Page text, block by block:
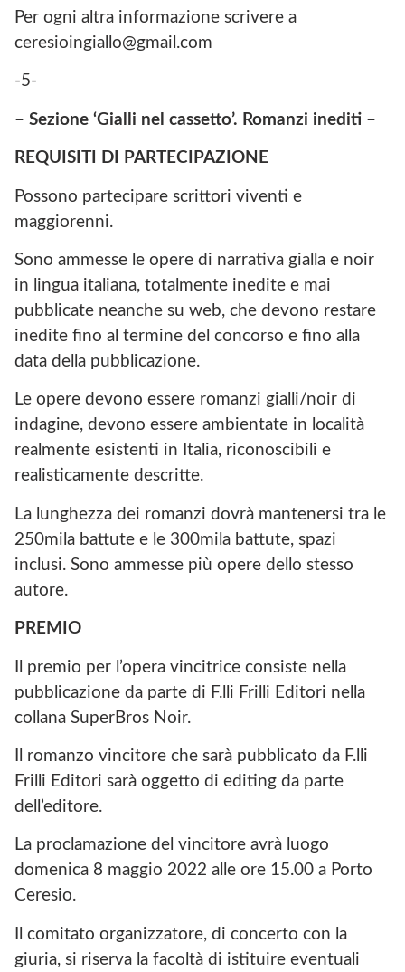
Per ogni altra informazione scrivere a
ceresioingiallo@gmail.com
-5-
– Sezione ‘Gialli nel cassetto’. Romanzi inediti –
REQUISITI DI PARTECIPAZIONE
Possono partecipare scrittori viventi e
maggiorenni.
Sono ammesse le opere di narrativa gialla e noir
in lingua italiana, totalmente inedite e mai
pubblicate neanche su web, che devono restare
inedite fino al termine del concorso e fino alla
data della pubblicazione.
Le opere devono essere romanzi gialli/noir di
indagine, devono essere ambientate in località
realmente esistenti in Italia, riconoscibili e
realisticamente descritte.
La lunghezza dei romanzi dovrà mantenersi tra le
250mila battute e le 300mila battute, spazi
inclusi. Sono ammesse più opere dello stesso
autore.
PREMIO
Il premio per l’opera vincitrice consiste nella
pubblicazione da parte di F.lli Frilli Editori nella
collana SuperBros Noir.
Il romanzo vincitore che sarà pubblicato da F.lli
Frilli Editori sarà oggetto di editing da parte
dell’editore.
La proclamazione del vincitore avrà luogo
domenica 8 maggio 2022 alle ore 15.00 a Porto
Ceresio.
Il comitato organizzatore, di concerto con la
giuria, si riserva la facoltà di istituire eventuali